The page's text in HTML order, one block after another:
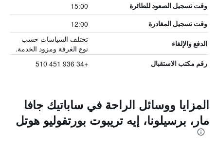
وقت تسجيل الصعود للطائرة 15:00
وقت تسجيل المغادرة 12:00
الدفع والإلغاء
تختلف السياسات حسب
نوع الغرفة ومزود الخدمة.
رقم مكتب الاستقبال +34 936 451 510
المزايا ووسائل الراحة في ساباتيك جافا
مار، برسيلونا، إيه تريبوت بورتفوليو هوتل